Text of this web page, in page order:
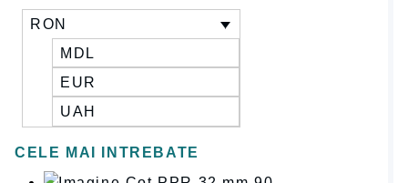
RON
MDL
EUR
UAH
CELE MAI INTREBATE